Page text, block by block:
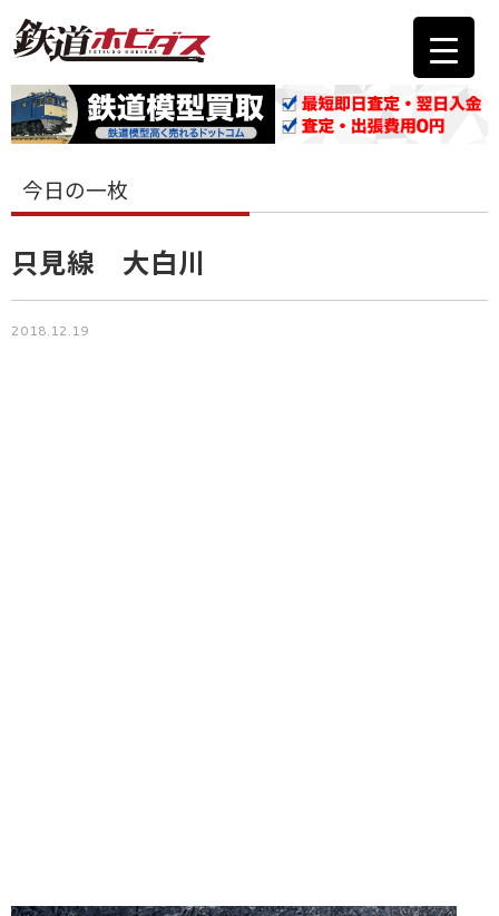
今日の一枚
只見線 大白川
2018.12.19